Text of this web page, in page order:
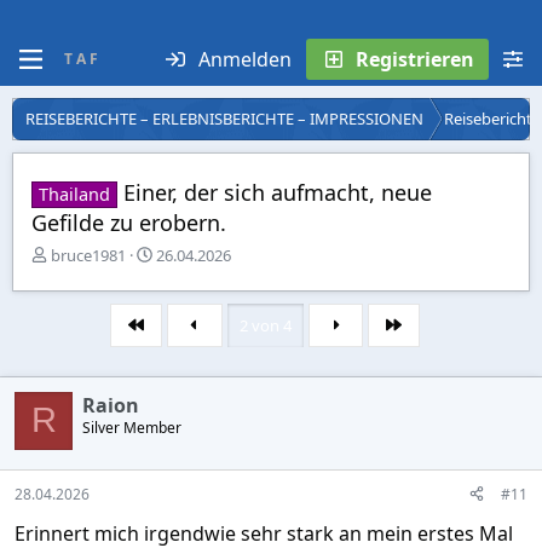
T A F Anmelden Registrieren
REISEBERICHTE – ERLEBNISBERICHTE – IMPRESSIONEN
Thailand
Einer, der sich aufmacht, neue
Gefilde zu erobern.
E
s
l
e
r
bruce1981
E
s
e
l
a
26.04.2026
Erste Letzte
R Raion
Silver Member
28.04.2026 #11
Erinnert mich irgendwie sehr stark an mein erstes Mal